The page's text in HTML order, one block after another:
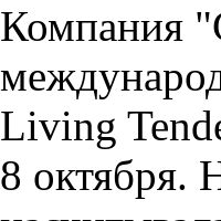
Компания
Living
8 октября.